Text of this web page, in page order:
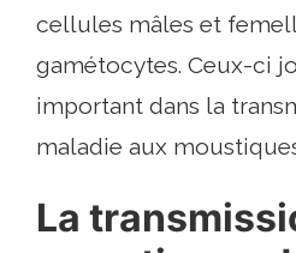
cellules mâles et
gamétocytes. Ceux-ci
important dans la
maladie aux
La